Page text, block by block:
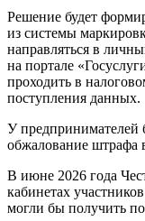
Решение будет
из системы
направляться в
на портале
проходить в
поступления данных.
У предпринимателей
обжалование штрафа
В июне 2026 года
кабинетах
могли бы получить